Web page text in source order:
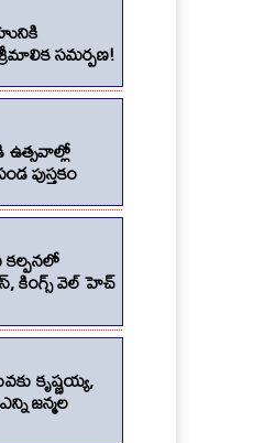
సమర్పణ!
పుస్తకం
కింగ్స్‌ వెల్‌ హెచ్‌
కృష్ణయ్య,
జన్మల